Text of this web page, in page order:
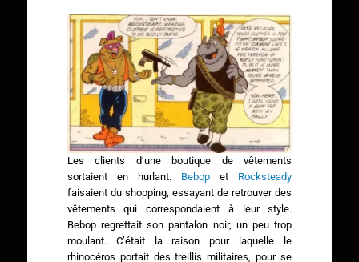
Les clients d’une boutique de vêtements
sortaient en hurlant. Bebop et Rocksteady
faisaient du shopping, essayant de retrouver des
vêtements qui correspondaient à leur style.
Bebop regrettait son pantalon noir, un peu trop
moulant. C’était la raison pour laquelle le
rhinocéros portait des treillis militaires, pour se